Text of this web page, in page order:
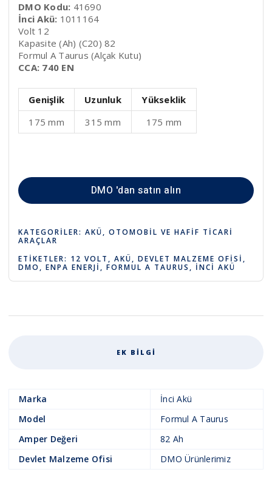
DMO Kodu: 41690
İnci Akü: 1011164
Volt 12
Kapasite (Ah) (C20) 82
Formul A Taurus (Alçak Kutu)
CCA: 740 EN
Genişlik Uzunluk
Yükseklik
175 mm
315 mm 175 mm
DMO 'dan satın alın
KATEGORILER: AKÜ, OTOMOBIL VE HAFIF TICARI
ARAÇLAR
ETIKETLER: 12 VOLT , AKÜ, DEVLET MALZEME OFISI ,
DMO , ENPA ENERJI , FORMUL A TAURUS , İNCI AKÜ
EK BILGI
Marka
İnci Akü
Model
Formul A Taurus
Amper Değeri
82 Ah
Devlet Malzeme Ofisi
DMO Ürünlerimiz